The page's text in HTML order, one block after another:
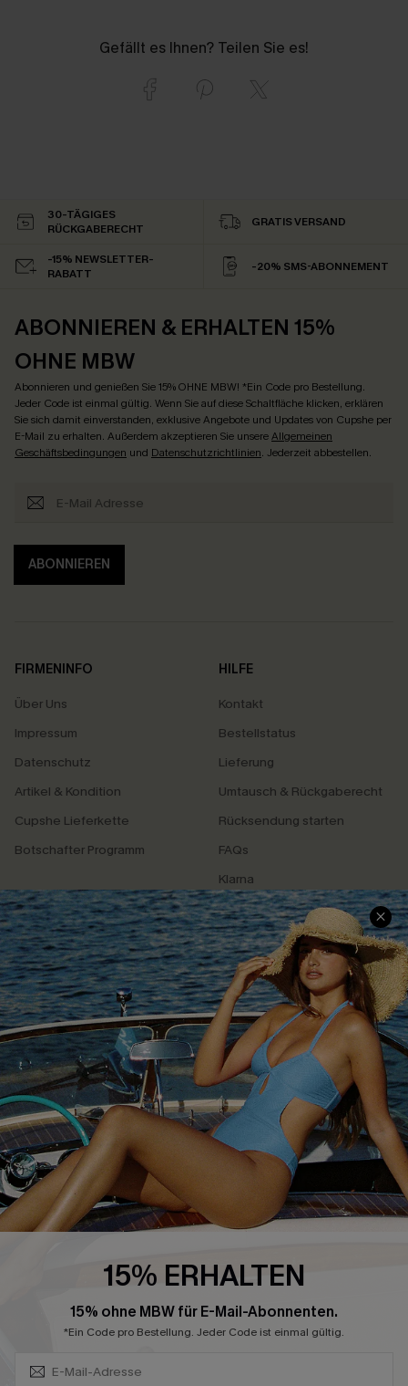
Gefällt es Ihnen? Teilen Sie es!
30-TÄGIGES
RÜCKGABERECHT
GRATIS VERSAND
-15% NEWSLETTER-
RABATT
-20% SMS-ABONNEMENT
ABONNIEREN & ERHALTEN 15%
OHNE MBW
Abonnieren und genießen Sie 15% OHNE MBW! *Ein Code pro Bestellung.
Jeder Code ist einmal gültig. Wenn Sie auf diese Schaltfläche klicken, erklären
Sie sich damit einverstanden, exklusive Angebote und Updates von Cupshe per
E-Mail zu erhalten. Außerdem akzeptieren Sie unsereAllgemeinen
Geschäftsbedingungen und Datenschutzrichtlinien. Jederzeit abbestellen.
ABONNIEREN
FIRMENINFO
Über Uns
Impressum
Datenschutz
Artikel & Kondition
Cupshe Lieferkette
Botschafter Programm
HILFE
Kontakt
Bestellstatus
Lieferung
Umtausch & Rückgaberecht
Rücksendung starten
FAQs
Klarna
SERVICEZENTRUM
Größenguide
Geschenkkarte
Treueprogramm
Affiliate Programm
BELIEBTE SUCHEN
Bauchweg
High-Waist
Sommerkleider
Blau-Weiß
4.4
CUPSHE-APP HERUNTERLADEN
15% ERHALTEN
15% ohne MBW für E-Mail-Abonnenten.
*Ein Code pro Bestellung. Jeder Code ist einmal gültig.